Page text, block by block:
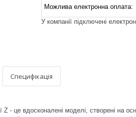
У компанії підключені
Специфікація
Z - це вдосконалені моделі, створені на